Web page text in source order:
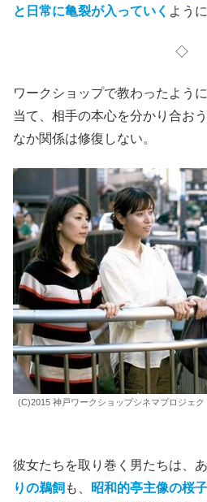
と日常に亀裂が入っていく よう
◇
ワークショップで教わったよう
当て、相手の本心を分かり合お
なか関係は修復しない。
(C)2015 神戸ワークショップシネマプロジェク
彼女たちを取り巻く男たちは、
りの鵜飼 も、 昭和的亭主像の桜